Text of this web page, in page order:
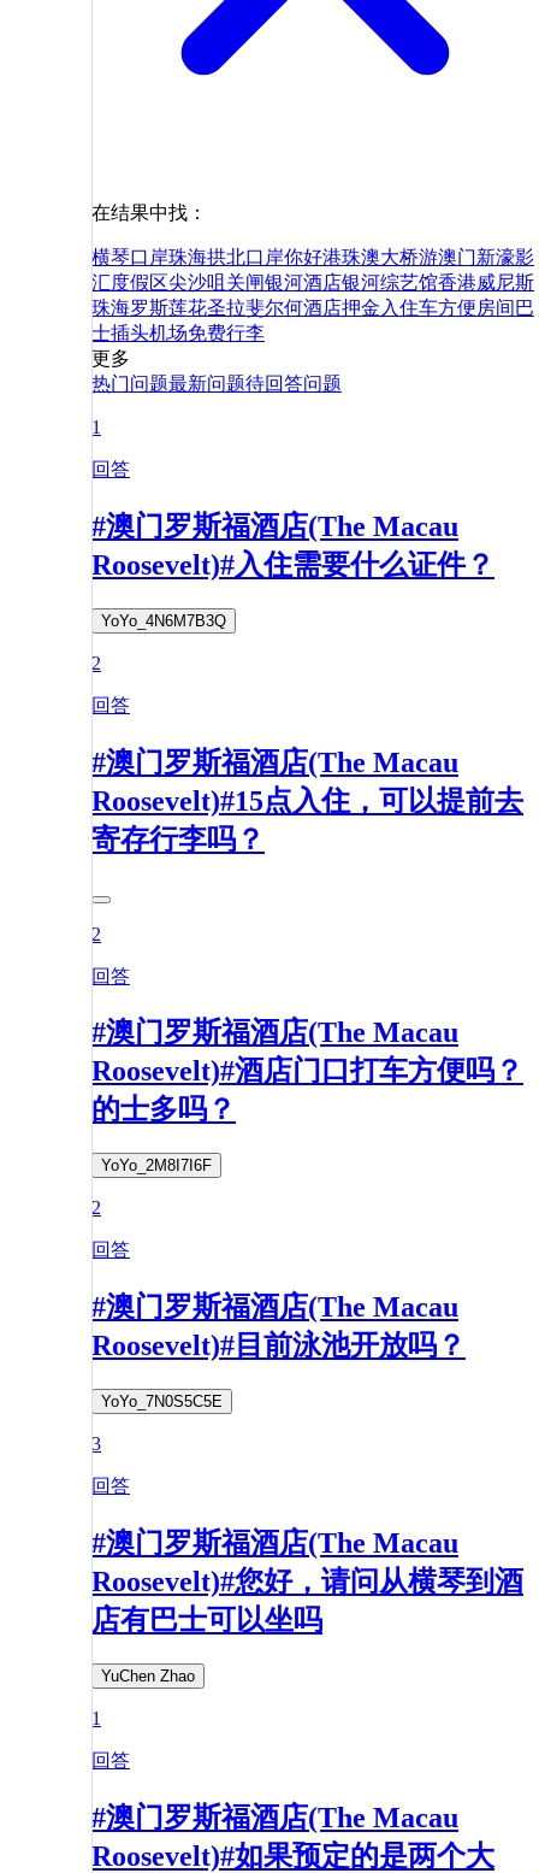
在结果中找：
横琴口岸珠海拱北口岸你好港珠澳大桥游澳门新濠影
汇度假区尖沙咀 关闸银河酒店银河综艺馆香港威尼斯
珠海罗斯莲花圣拉斐尔何酒店押金 入住车方便房间 巴
士插头机场免费行李
更多
热门问题最新问题待回答问题
1
回答
#澳门罗斯福酒店(The Macau
Roosevelt)#入住需要什么证件？
YoYo_4N6M7B3Q
2
回答
#澳门罗斯福酒店(The Macau
Roosevelt)#15点入住，可以提前去
寄存行李吗？
2
回答
#澳门罗斯福酒店(The Macau
Roosevelt)#酒店门口打车方便吗？
的士多吗？
YoYo_2M8I7I6F
2
回答
#澳门罗斯福酒店(The Macau
Roosevelt)#目前泳池开放吗？
YoYo_7N0S5C5E
3
回答
#澳门罗斯福酒店(The Macau
Roosevelt)#您好，请问从横琴到酒
店有巴士可以坐吗
YuChen Zhao
1
回答
#澳门罗斯福酒店(The Macau
Roosevelt)#如果预定的是两个大